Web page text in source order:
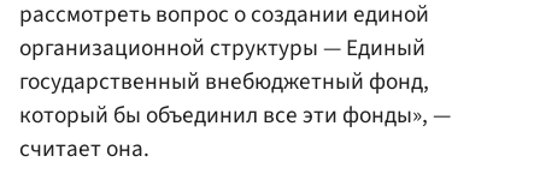
рассмотреть вопрос о создании единой
организационной структуры — Единый
государственный внебюджетный фонд,
который бы объединил все эти фонды», —
считает она.